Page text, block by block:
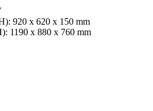
920 x 620 x 150 mm
1190 x 880 x 760 mm